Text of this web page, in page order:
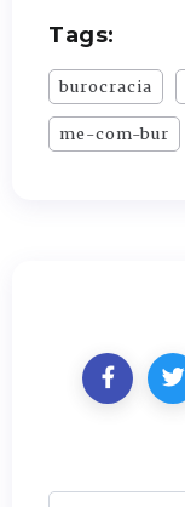
Tags:
burocracia
me-com-bur